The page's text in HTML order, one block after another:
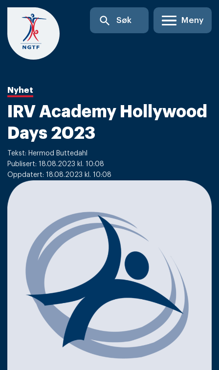
Skip
content
search Søk Meny
Nyhet
IRV Academy Hollywood
Days 2023
Tekst: Hermod Buttedahl
Publisert: 18.08.2023 kl. 10:08
Oppdatert: 18.08.2023 kl. 10:08